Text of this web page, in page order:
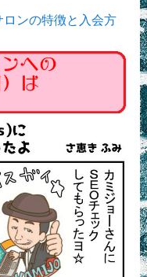
ンの特徴と入会方